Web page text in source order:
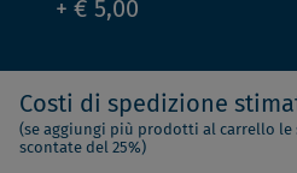
+ € 5,00
Costi di spedizione
(se aggiungi più prodotti al carrello le
scontate del 25%)